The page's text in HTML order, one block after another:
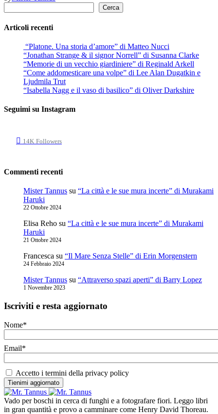
Cerca
Articoli recenti
“Platone. Una storia d’amore” di Matteo Nucci
“Jonathan Strange & il signor Norrell” di Susanna Clarke
“Memorie di un vecchio giardiniere” di Reginald Arkell
“Come addomesticare una volpe” di Lee Alan Dugatkin e
Ljudmila Trut
“Isabella Nagg e il vaso di basilico” di Oliver Darkshire
Seguimi su Instagram
14K Followers
Commenti recenti
Mister Tannus su “La città e le sue mura incerte” di Murakami
Haruki
22 Ottobre 2024
Elisa Reho su “La città e le sue mura incerte” di Murakami
Haruki
21 Ottobre 2024
Francesca su “Il Mare Senza Stelle” di Erin Morgenstern
24 Febbraio 2024
Mister Tannus su “Attraverso spazi aperti” di Barry Lopez
1 Novembre 2023
Iscriviti e resta aggiornato
Nome*
Email*
Accetto i termini della privacy policy
Vado per boschi in cerca di funghi e a fotografare fiori. Leggo libri
in gran quantità e provo a camminare come Henry David Thoreau.